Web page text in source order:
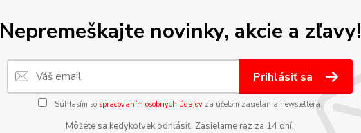
Nepremeškajte novinky, akcie a zľavy!
Prihlásiť sa
Súhlasím so spracovaním osobných údajovza účelom zasielania newslettera.
Môžete sa kedykoľvek odhlásiť. Zasielame raz za 14 dní.